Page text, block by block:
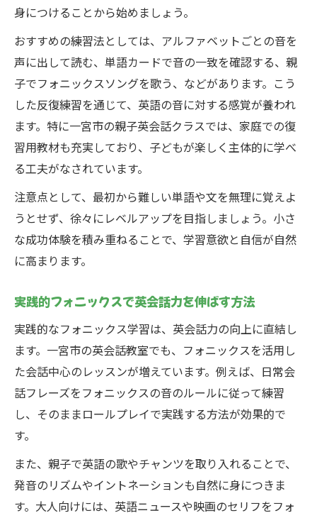
身につけることから始めましょう。
おすすめの練習法としては、アルファベットごとの音を
声に出して読む、単語カードで音の一致を確認する、親
子でフォニックスソングを歌う、などがあります。こう
した反復練習を通じて、英語の音に対する感覚が養われ
ます。特に一宮市の親子英会話クラスでは、家庭での復
習用教材も充実しており、子どもが楽しく主体的に学べ
る工夫がなされています。
注意点として、最初から難しい単語や文を無理に覚えよ
うとせず、徐々にレベルアップを目指しましょう。小さ
な成功体験を積み重ねることで、学習意欲と自信が自然
に高まります。
実践的フォニックスで英会話力を伸ばす方法
実践的なフォニックス学習は、英会話力の向上に直結し
ます。一宮市の英会話教室でも、フォニックスを活用し
た会話中心のレッスンが増えています。例えば、日常会
話フレーズをフォニックスの音のルールに従って練習
し、そのままロールプレイで実践する方法が効果的で
す。
また、親子で英語の歌やチャンツを取り入れることで、
発音のリズムやイントネーションも自然に身につきま
す。大人向けには、英語ニュースや映画のセリフをフォ